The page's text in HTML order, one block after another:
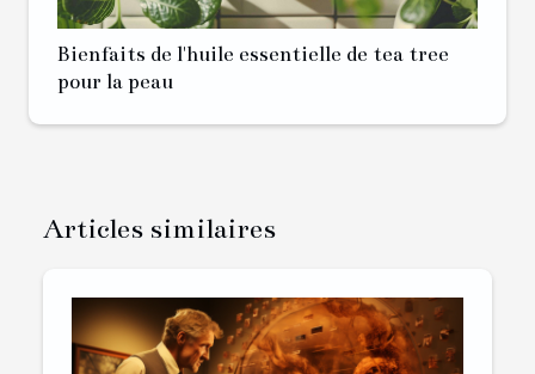
Bienfaits de l'huile essentielle de tea tree
pour la peau
Articles similaires